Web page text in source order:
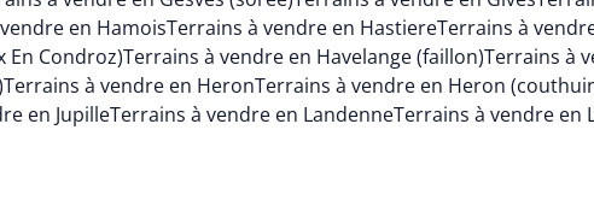
en HamoisTerrains à vendre en HastiereTerrains à
En Condroz)Terrains à vendre en Havelange (faillon)Terrains à
Terrains à vendre en HeronTerrains à vendre en Heron
en JupilleTerrains à vendre en LandenneTerrains à vendre en